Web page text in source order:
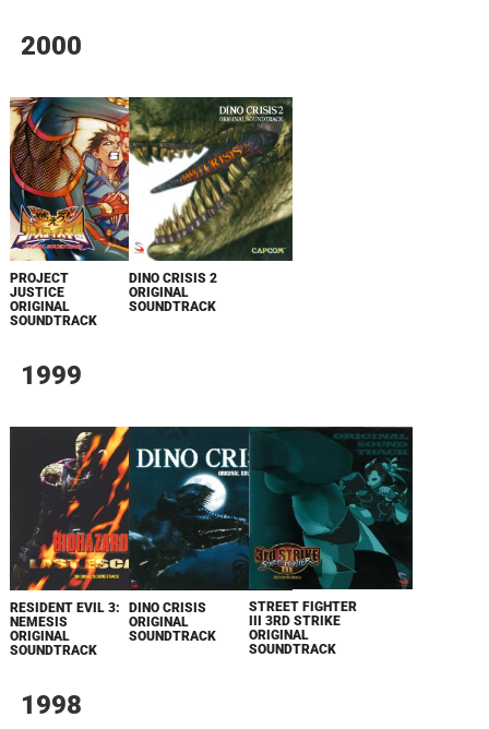
2000
PROJECT
JUSTICE
ORIGINAL
SOUNDTRACK
DINO CRISIS 2
ORIGINAL
SOUNDTRACK
1999
RESIDENT EVIL 3:
NEMESIS
ORIGINAL
SOUNDTRACK
DINO CRISIS
ORIGINAL
SOUNDTRACK
STREET FIGHTER
III 3RD STRIKE
ORIGINAL
SOUNDTRACK
1998